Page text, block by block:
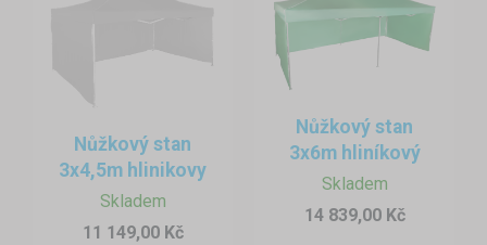
Nůžkový stan
3x4,5m hlinikovy
Skladem
11 149,00 Kč
Nůžkový stan
3x6m hliníkový
Skladem
14 839,00 Kč